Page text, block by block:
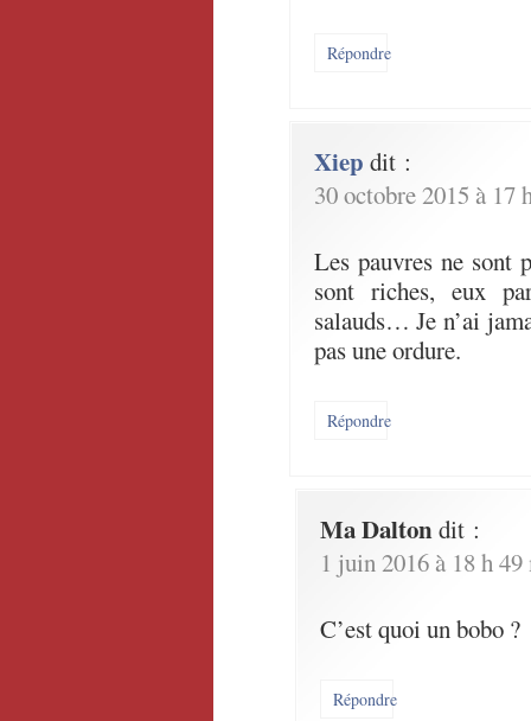
Répondre
Xiep dit :
30 octobre 2015 à 17
Les pauvres ne sont
sont riches, eux
salauds… Je n’ai
pas une ordure.
Répondre
Ma Daltondit :
1 juin 2016 à 18 h
C’est quoi un bobo ?
Répondre